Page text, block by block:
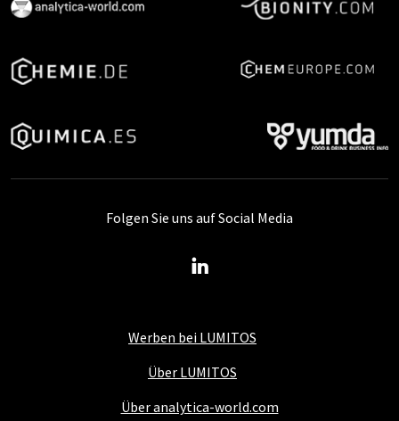
Werben bei LUMITOS
Über LUMITOS
Über analytica-world.com
Folgen Sie uns auf Social Media